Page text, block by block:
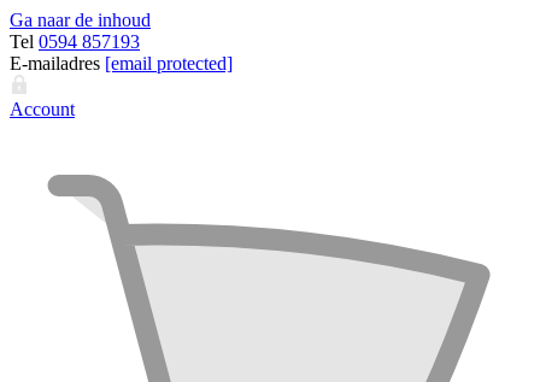
Ga naar de inhoud
Tel 0594 857193
E-mailadres [email protected]
Account